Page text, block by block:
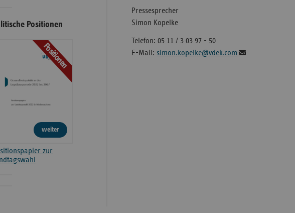
Pressesprecher
Simon Kopelke
Telefon: 05 11 / 3 03 97 - 50
E-Mail: simon.kopelke@vdek.com
Positionen
Positionen
weiter
zur